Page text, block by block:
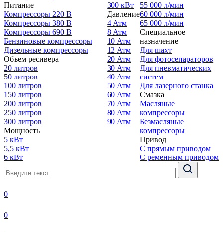
Питание
Компрессоры 220 В
Компрессоры 380 В
Компрессоры 690 В
Бензиновые компрессоры
Дизельные компрессоры
Объем ресивера
20 литров
50 литров
100 литров
150 литров
200 литров
250 литров
300 литров
Мощность
5 кВт
5,5 кВт
6 кВт
300 кВт
Давление
4 Атм
8 Атм
10 Атм
12 Атм
20 Атм
30 Атм
40 Атм
50 Атм
60 Атм
70 Атм
80 Атм
90 Атм
55 000 л/мин
60 000 л/мин
65 000 л/мин
Специальное
назначение
Для шахт
Для фотосепараторов
Для пневматических
систем
Для лазерного станка
Смазка
Масляные
компрессоры
Безмасляные
компрессоры
Привод
С прямым приводом
С ременным приводом
0
0